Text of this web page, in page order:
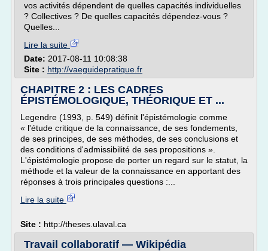
vos activités dépendent de quelles capacités individuelles
? Collectives ? De quelles capacités dépendez-vous ?
Quelles...
Lire la suite
Date: 2017-08-11 10:08:38
Site : http://vaeguidepratique.fr
CHAPITRE 2 : LES CADRES
ÉPISTÉMOLOGIQUE, THÉORIQUE ET ...
Legendre (1993, p. 549) définit l'épistémologie comme
« l'étude critique de la connaissance, de ses fondements,
de ses principes, de ses méthodes, de ses conclusions et
des conditions d'admissibilité de ses propositions ».
L'épistémologie propose de porter un regard sur le statut, la
méthode et la valeur de la connaissance en apportant des
réponses à trois principales questions :...
Lire la suite
Site : http://theses.ulaval.ca
Travail collaboratif — Wikipédia